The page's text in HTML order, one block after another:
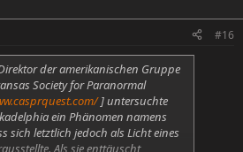
#16
der amerikanischen Gruppe
Society for Paranormal
] untersuchte
ein Phänomen namens
sich letztlich jedoch als Licht eines
Als sie enttäuscht